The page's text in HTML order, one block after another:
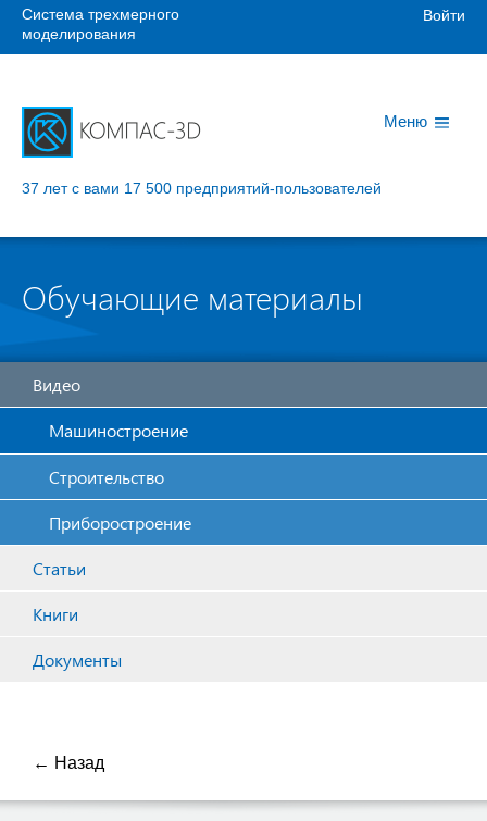
Система трехмерного
моделирования
Войти
Меню
37 лет с вами 17 500 предприятий-пользователей
Обучающие материалы
Видео
Машиностроение
Строительство
Приборостроение
Статьи
Книги
Документы
← Назад